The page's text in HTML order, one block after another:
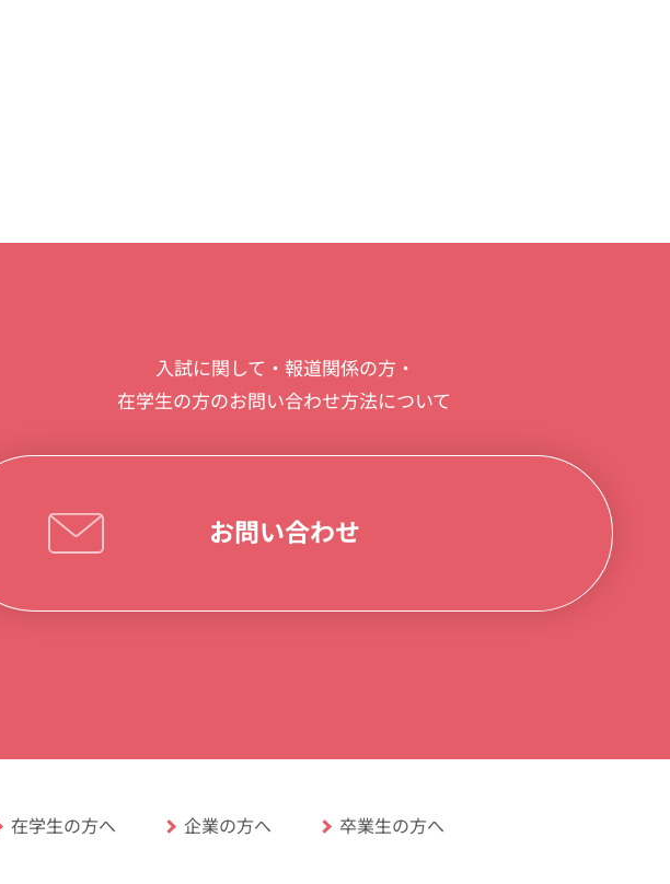
入試に関して・報道関係の方・
在学生の方のお問い合わせ方法について
お問い合わせ
在学生の方へ 企業の方へ 卒業生の方へ